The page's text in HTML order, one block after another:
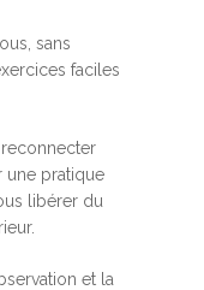
sans
faciles
une pratique
libérer du
et la